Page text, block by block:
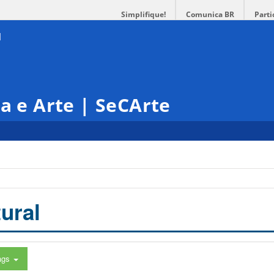
Simplifique! Comunica BR
e Arte | SeCArte